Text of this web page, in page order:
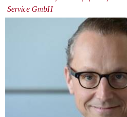
Service GmbH